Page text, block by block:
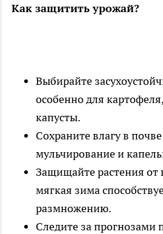
Как защитить урожай?
Выбирайте
особенно для
капусты.
Сохраните влагу в
мульчирование и
Защищайте растения
мягкая зима
размножению.
Следите за прогнозами